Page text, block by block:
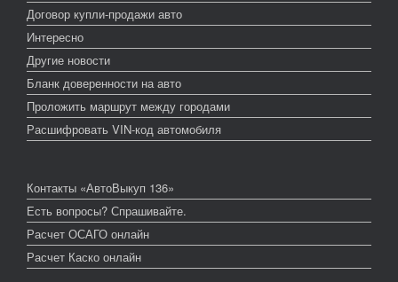
Договор купли-продажи авто
Интересно
Другие новости
Бланк доверенности на авто
Проложить маршрут между городами
Расшифровать VIN-код автомобиля
Контакты «АвтоВыкуп 136»
Есть вопросы? Спрашивайте.
Расчет ОСАГО онлайн
Расчет Каско онлайн